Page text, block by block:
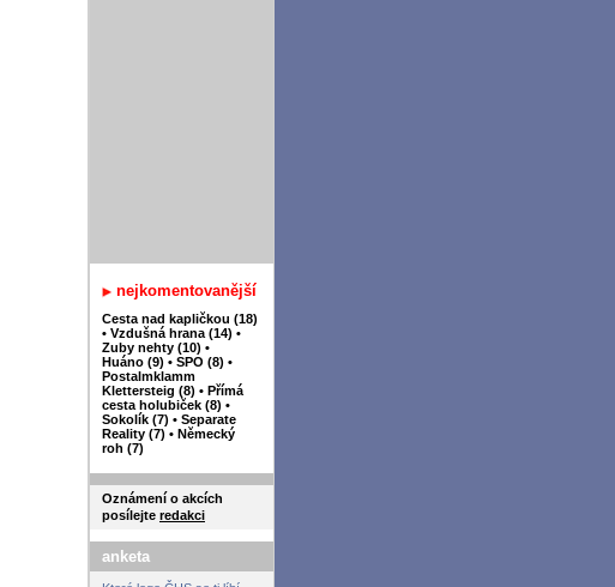
nejkomentovanější
Cesta nad kapličkou (18)
• Vzdušná hrana (14) •
Zuby nehty (10) •
Huáno (9) • SPO (8) •
Postalmklamm
Klettersteig (8) • Přímá
cesta holubiček (8) •
Sokolík (7) • Separate
Reality (7) • Německý
roh (7)
Oznámení o akcích
posílejte redakci
anketa